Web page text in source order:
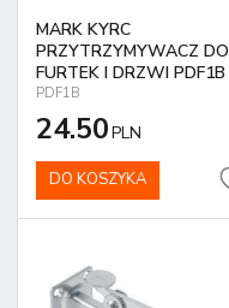
MARK KYRC
PRZYTRZYMYWACZ DO
FURTEK I DRZWI PDF1B
PDF1B
24.50PLN
DO KOSZYKA